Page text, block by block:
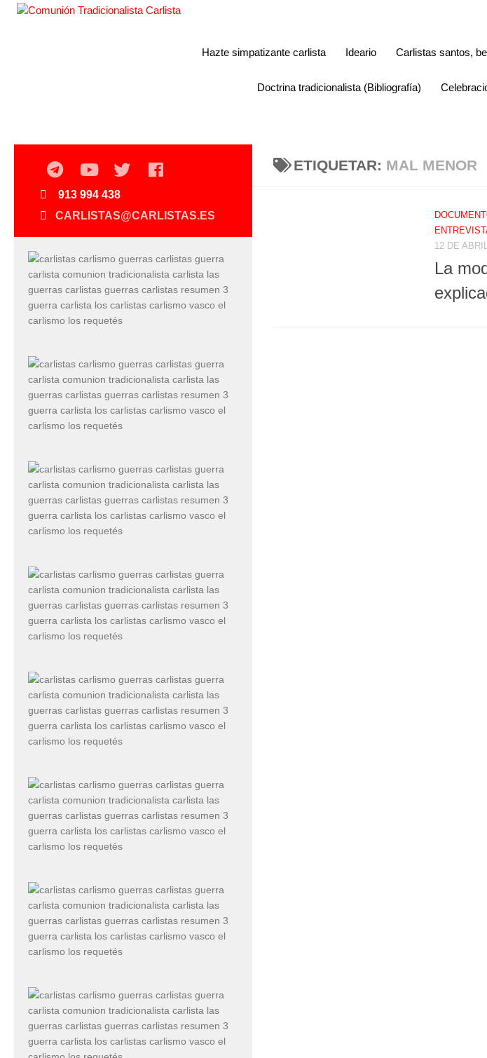
Hazte simpatizante carlista Ideario Carlistas santos,
Doctrina tradicionalista (Bibliografía)
ETIQUETAR: MAL MENOR
12 DE
La
913 994 438
CARLISTAS@CARLISTAS.ES